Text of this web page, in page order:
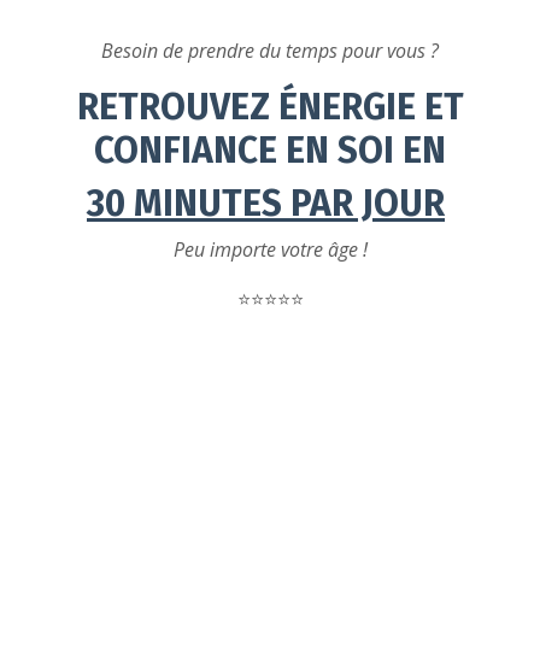
Besoin de prendre du temps pour vous ?
RETROUVEZ ÉNERGIE ET
CONFIANCE EN SOI EN
30 MINUTES PAR JOUR
Peu importe votre âge !
⭐️⭐️⭐️⭐️⭐️